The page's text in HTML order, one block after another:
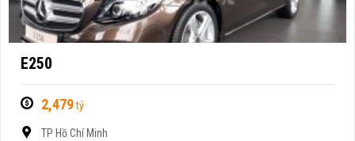
E250
2,479tỷ
TP Hồ Chí Minh